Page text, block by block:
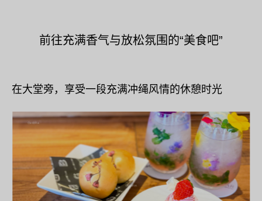
前往充满香气与放松氛围的“美食吧”
在大堂旁，享受一段充满冲绳风情的休憩时光